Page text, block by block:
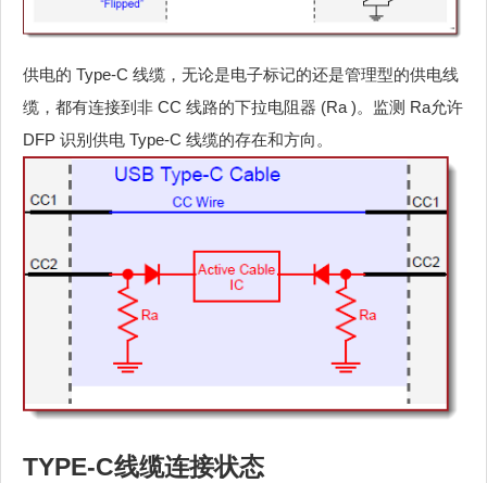
供电的 Type-C 线缆，无论是电子标记的还是管理型的供电线
缆，都有连接到非 CC 线路的下拉电阻器 (Ra )。监测 Ra允许
DFP 识别供电 Type-C 线缆的存在和方向。
TYPE-C线缆连接状态